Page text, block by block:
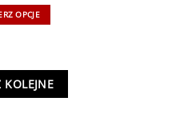
OPCJE
KOLEJNE